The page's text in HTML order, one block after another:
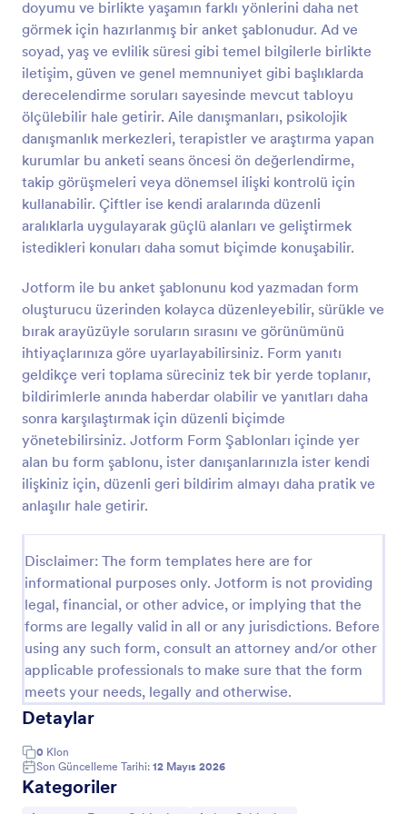
doyumu ve birlikte yaşamın farklı yönlerini daha net
görmek için hazırlanmış bir anket şablonudur. Ad ve
soyad, yaş ve evlilik süresi gibi temel bilgilerle birlikte
iletişim, güven ve genel memnuniyet gibi başlıklarda
derecelendirme soruları sayesinde mevcut tabloyu
ölçülebilir hale getirir. Aile danışmanları, psikolojik
danışmanlık merkezleri, terapistler ve araştırma yapan
kurumlar bu anketi seans öncesi ön değerlendirme,
takip görüşmeleri veya dönemsel ilişki kontrolü için
kullanabilir. Çiftler ise kendi aralarında düzenli
aralıklarla uygulayarak güçlü alanları ve geliştirmek
istedikleri konuları daha somut biçimde konuşabilir.
Jotform ile bu anket şablonunu kod yazmadan form
oluşturucu üzerinden kolayca düzenleyebilir, sürükle ve
bırak arayüzüyle soruların sırasını ve görünümünü
ihtiyaçlarınıza göre uyarlayabilirsiniz. Form yanıtı
geldikçe veri toplama süreciniz tek bir yerde toplanır,
bildirimlerle anında haberdar olabilir ve yanıtları daha
sonra karşılaştırmak için düzenli biçimde
yönetebilirsiniz. Jotform Form Şablonları içinde yer
alan bu form şablonu, ister danışanlarınızla ister kendi
ilişkiniz için, düzenli geri bildirim almayı daha pratik ve
anlaşılır hale getirir.
Disclaimer: The form templates here are for
informational purposes only. Jotform is not providing
legal, financial, or other advice, or implying that the
forms are legally valid in all or any jurisdictions. Before
using any such form, consult an attorney and/or other
applicable professionals to make sure that the form
meets your needs, legally and otherwise.
Detaylar
0 Klon
Son Güncelleme Tarihi: 12 Mayıs 2026
Kategoriler
Önizleme
İlişki Anketi Formu
İlişki Memnuniyeti Anketi Formu ile çiftlerin ilişki
deneyimini online form üzerinden ölçün, veri
toplama sürecini düzenleyin ve danışmanlık, terapi
veya kişisel değerlendirme çalışmalarında düzenli
takip yapın.
Go to Category:
Araştırma Formu Şablonları
Şablon Kullan
Önizleme